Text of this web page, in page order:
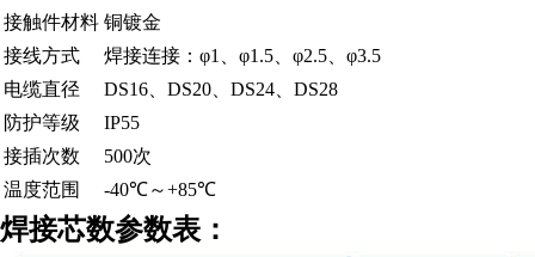
接触件材料 铜镀金
接线方式
焊接连接：φ1、φ1.5、φ2.5、φ3.5
电缆直径
DS16、DS20、DS24、DS28
防护等级
IP55
接插次数
500次
温度范围
-40℃～+85℃
焊接芯数参数表：